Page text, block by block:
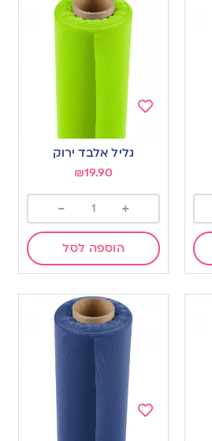
wishlist
גליל אלבד ירוק
₪19.90
+
-
הוספה לסל